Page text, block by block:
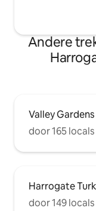
Andere
Valley Gardens
door 165
Harrogate
door 149